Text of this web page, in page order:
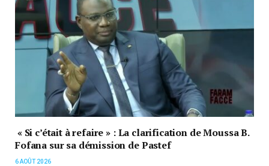
« Si c’était à refaire » : La clarification de Moussa B.
Fofana sur sa démission de Pastef
6 AOÛT 2026